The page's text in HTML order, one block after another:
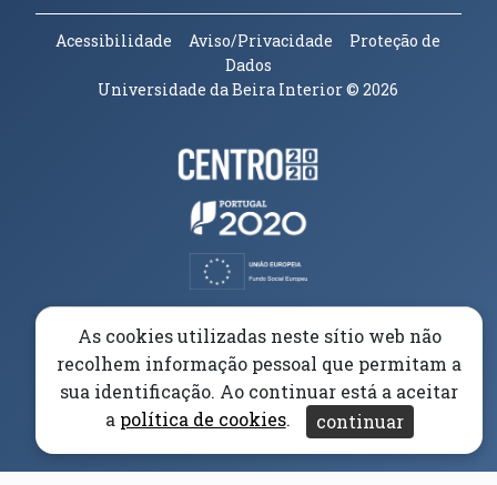
Acessibilidade Aviso/Privacidade
Proteção de
Dados
Universidade da Beira Interior© 2026
Parceiros e Financiadores
(abre em nova janela)
(abre em nova janela)
As cookies utilizadas neste sítio web não
recolhem informação pessoal que permitam a
sua identificação. Ao continuar está a aceitar
a política de cookies. continuar